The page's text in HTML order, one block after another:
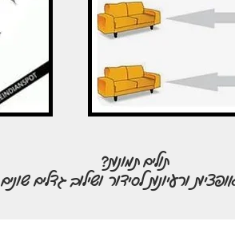
תולים תמונות?
ורעיונות לסידור ושילוב גדלים שונים